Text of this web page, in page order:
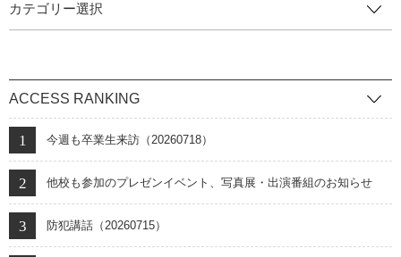
カテゴリー選択
ACCESS RANKING
今週も卒業生来訪（20260718）
他校も参加のプレゼンイベント、写真展・出演番組のお知らせ
防犯講話（20260715）